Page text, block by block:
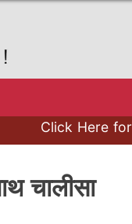
Click Here for
चालीसा